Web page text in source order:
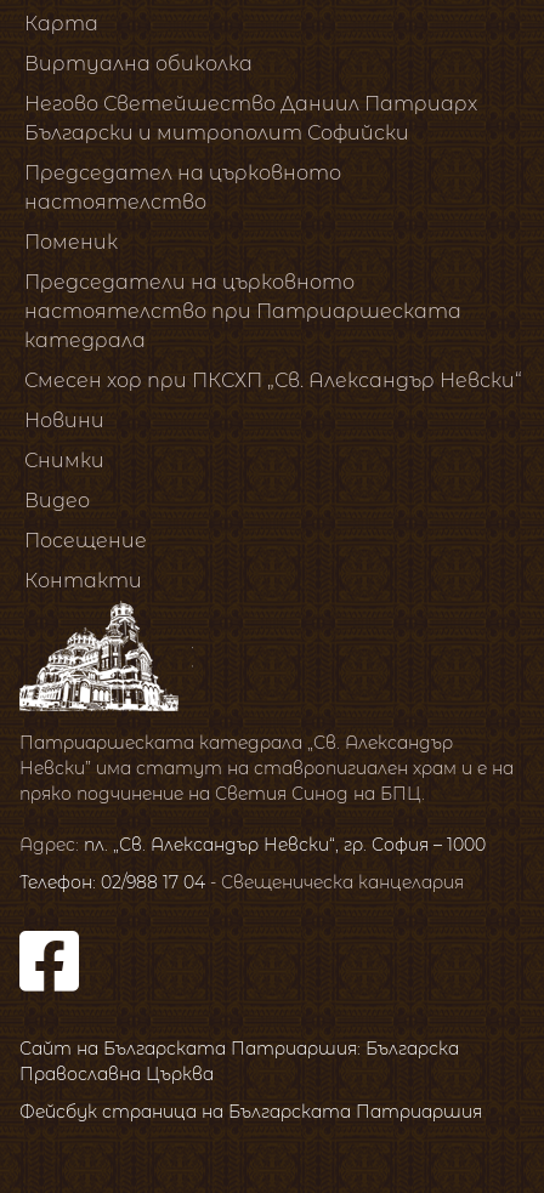
Карта
Виртуална обиколка
Негово Светейшество Даниил Патриарх
Български и митрополит Софийски
Председател на църковното
настоятелство
Поменик
Председатели на църковното
настоятелство при Патриаршеската
катедрала
Смесен хор при ПКСХП „Св. Александър Невски“
Новини
Снимки
Видео
Посещение
Контакти
Патриаршеската катедрала „Св. Александър
Невски” има статут на ставропигиален храм и е на
пряко подчинение на Светия Синод на БПЦ.
Адрес: пл. „Св. Александър Невски“, гр. София – 1000
Телефон: 02/988 17 04 - Свещеническа канцелария
Сайт на Българската Патриаршия: Българска
Православна Църква
Фейсбук страница на Българската Патриаршия